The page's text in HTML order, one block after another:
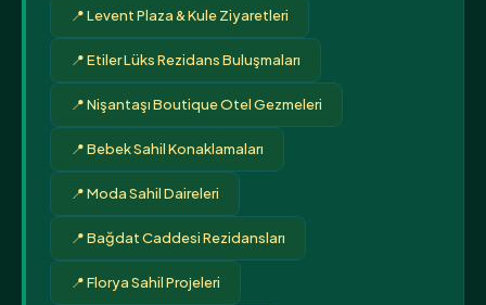
📍 Levent Plaza & Kule Ziyaretleri
📍 Etiler Lüks Rezidans Buluşmaları
📍 Nişantaşı Boutique Otel Gezmeleri
📍 Bebek Sahil Konaklamaları
📍 Moda Sahil Daireleri
📍 Bağdat Caddesi Rezidansları
📍 Florya Sahil Projeleri